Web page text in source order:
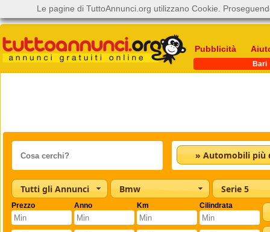
Pubblicità
Bari
Tutti gli Annunci Bmw Serie 5
Prezzo Anno Km Cilindrata
Le pagine di TuttoAnnunci.org utilizzano Cookie.